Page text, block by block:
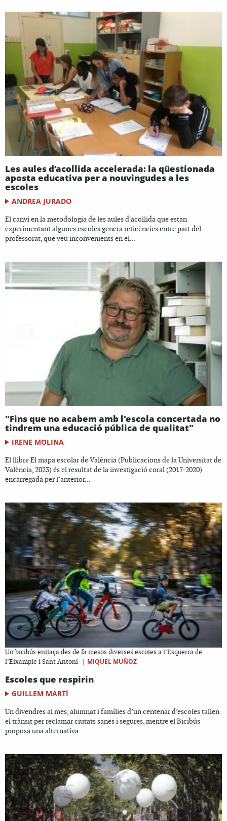
Les aules d’acollida accelerada: la qüestionada
aposta educativa per a nouvingudes a les
escoles
ANDREA JURADO
El canvi en la metodologia de les aules d'acollida que estan
experimentant algunes escoles genera reticències entre part del
professorat, que veu inconvenients en el...
"Fins que no acabem amb l'escola concertada no
tindrem una educació pública de qualitat"
IRENE MOLINA
El llibre El mapa escolar de València (Publicacions de la Universitat de
València, 2023) és el resultat de la investigació coral (2017-2020)
encarregada per l’anterior...
Un bicibús enllaça des de fa mesos diverses escoles a l’Esquerra de
l’Eixample i Sant Antoni
| MIQUEL MUÑOZ
Escoles que respirin
GUILLEM MARTÍ
Un divendres al mes, alumnat i famílies d’un centenar d’escoles tallen
el trànsit per reclamar ciutats sanes i segures, mentre el Bicibús
proposa una alternativa...